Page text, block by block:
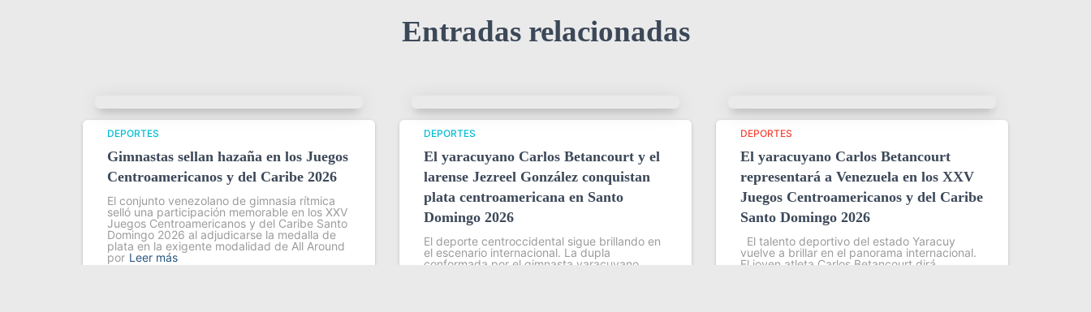
Entradas relacionadas
DEPORTES
Gimnastas sellan hazaña en los Juegos
Centroamericanos y del Caribe 2026
El conjunto venezolano de gimnasia rítmica
selló una participación memorable en los XXV
Juegos Centroamericanos y del Caribe Santo
Domingo 2026 al adjudicarse la medalla de
plata en la exigente modalidad de All Around
por Leer más
DEPORTES
El yaracuyano Carlos Betancourt y el
larense Jezreel González conquistan
plata centroamericana en Santo
Domingo 2026
El deporte centroccidental sigue brillando en
el escenario internacional. La dupla
conformada por el gimnasta yaracuyano
DEPORTES
El yaracuyano Carlos Betancourt
representará a Venezuela en los XXV
Juegos Centroamericanos y del Caribe
Santo Domingo 2026
El talento deportivo del estado Yaracuy
vuelve a brillar en el panorama internacional.
El joven atleta Carlos Betancourt dirá